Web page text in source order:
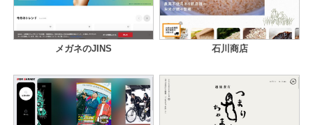
メガネのJINS 石川商店